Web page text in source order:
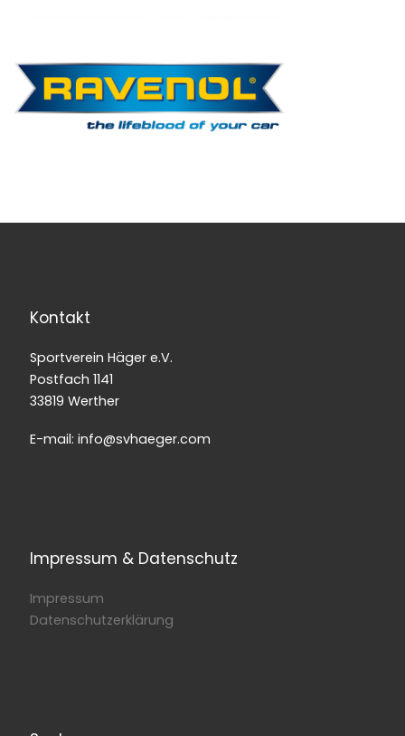
Kontakt
Sportverein Häger e.V.
Postfach 1141
33819 Werther
E-mail: info@svhaeger.com
Impressum & Datenschutz
Impressum
Datenschutzerklärung